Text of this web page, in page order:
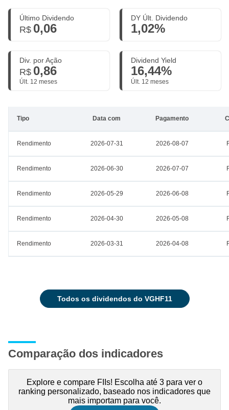
Último Dividendo
R$ 0,06
DY Últ. Dividendo
1,02%
Div. por Ação
R$ 0,86
Últ. 12 meses
Dividend Yield
16,44%
Últ. 12 meses
Tipo Data com Pagamento
Rendimento 2026-07-31 2026-08-07
Rendimento 2026-06-30 2026-07-07
Rendimento 2026-05-29 2026-06-08
Rendimento 2026-04-30 2026-05-08
Rendimento 2026-03-31 2026-04-08
todos os dividendos do VGHF11
Comparação dos indicadores
Explore e compare FIIs! Escolha até 3 para ver o
ranking personalizado, baseado nos indicadores que
mais importam para você.